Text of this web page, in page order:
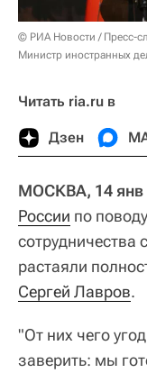
© РИА Новости / Пресс-
Министр иностранных
Читать ria.ru в
Дзен
МОСКВА, 14 янв
России по
сотрудничества
растаяли
Сергей Лавров.
"От них чего
заверить: мы